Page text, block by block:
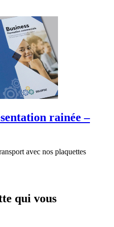
rainée –
avec nos plaquettes
qui vous